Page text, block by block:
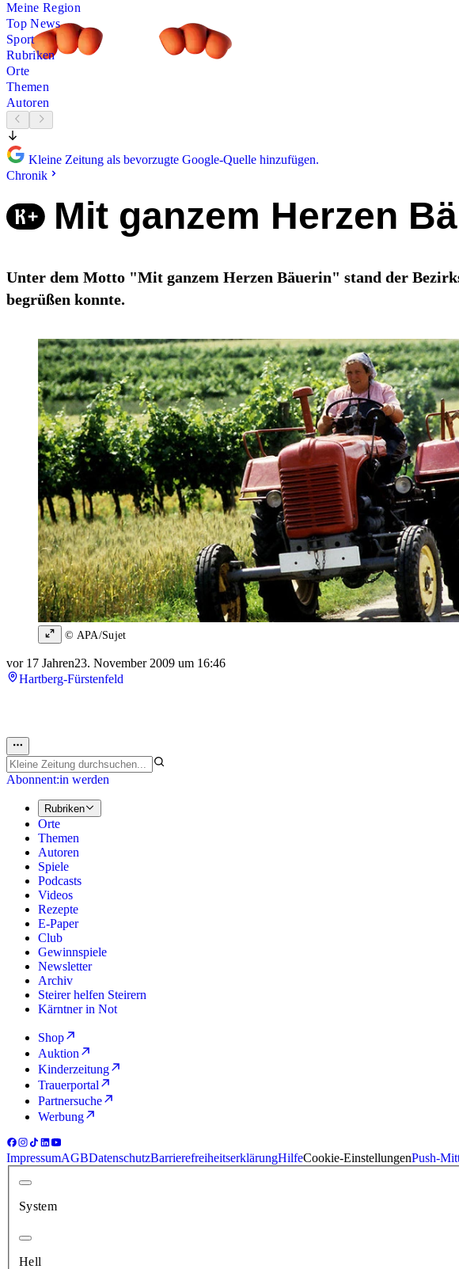
Meine Region
Top News
Sport
Rubriken
Orte
Themen
Autoren
Kleine Zeitung als bevorzugte Google-Quelle hinzufügen.
Chronik
Mit ganzem Herzen
Unter dem Motto "Mit ganzem Herzen Bäuerin" stand der
begrüßen konnte.
© APA/Sujet
vor 17 Jahren23. November 2009 um 16:46
Hartberg-Fürstenfeld
Abonnent:in werden
Rubriken
Orte
Themen
Autoren
Spiele
Podcasts
Videos
Rezepte
E-Paper
Club
Gewinnspiele
Newsletter
Archiv
Steirer helfen Steirern
Kärntner in Not
Shop
Auktion
Kinderzeitung
Trauerportal
Partnersuche
Werbung
ImpressumAGBDatenschutzBarrierefreiheitserklärungHilfeCookie-EinstellungenPush-
System
Hell